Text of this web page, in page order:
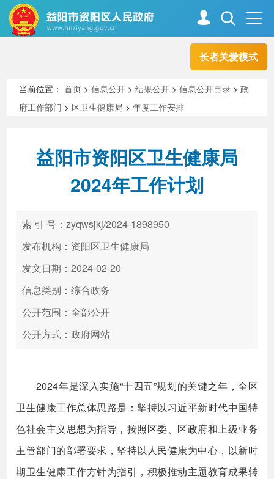
长者关爱模式
走进资阳
新闻中心 解读回应
政务服务
高效办成一件事
当前位置：首页 >信息公开 >结果公开 >信息公开目录 >政
府工作部门 > 区卫生健康局 >年度工作安排
益阳市资阳区卫生健康局
2024年工作计划
索 引 号：zyqwsjkj/2024-1898950
发布机构：资阳区卫生健康局
发文日期：2024-02-20
信息类别：综合政务
公开范围：全部公开
公开方式：政府网站
2024年是深入实施“十四五”规划的关键之年，全区
卫生健康工作总体思路是：坚持以习近平新时代中国特
色社会主义思想为指导，按照区委、区政府和上级业务
主管部门的部署要求，坚持以人民健康为中心，以新时
期卫生健康工作方针为指引，积极推动主题教育成果转